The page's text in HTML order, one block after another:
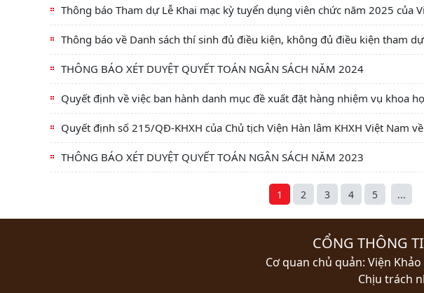
Thông báo Tham dự Lễ Khai mạc kỳ tuyển dụng viên chức năm 2025 của
Thông báo về Danh sách thí sinh đủ điều kiện, không đủ điều kiện tham
THÔNG BÁO XÉT DUYỆT QUYẾT TOÁN NGÂN SÁCH NĂM 2024
Quyết định về việc ban hành danh mục đề xuất đặt hàng nhiệm vụ khoa
Quyết định số 215/QĐ-KHXH của Chủ tịch Viện Hàn lâm KHXH Việt Nam
THÔNG BÁO XÉT DUYỆT QUYẾT TOÁN NGÂN SÁCH NĂM 2023
1 2 3 4 5 ...
CỔNG THÔNG
Cơ quan chủ quản: Viện
Chịu trách